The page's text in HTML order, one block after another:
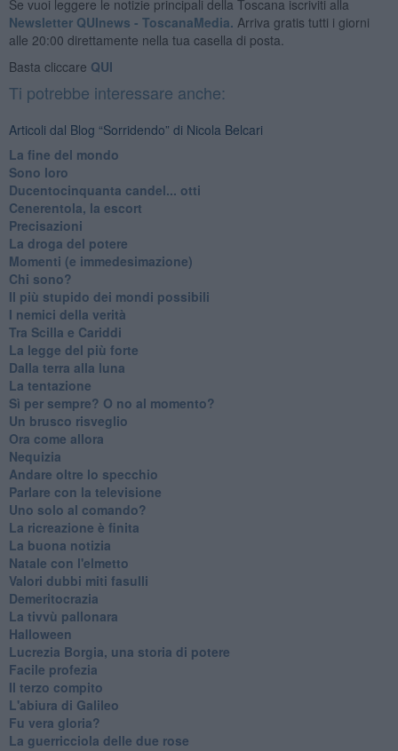
Se vuoi leggere le notizie principali della Toscana iscriviti alla
Newsletter QUInews - ToscanaMedia. Arriva gratis tutti i giorni
alle 20:00 direttamente nella tua casella di posta.
Basta cliccare QUI
Ti potrebbe interessare anche:
Articoli dal Blog “Sorridendo” di Nicola Belcari
La fine del mondo
Sono loro
Ducentocinquanta candel... otti
Cenerentola, la escort
Precisazioni
La droga del potere
Momenti (e immedesimazione)
Chi sono?
Il più stupido dei mondi possibili
I nemici della verità
Tra Scilla e Cariddi
La legge del più forte
Dalla terra alla luna
La tentazione
​Sì per sempre? O no al momento?
Un brusco risveglio
Ora come allora
Nequizia
Andare oltre lo specchio
Parlare con la televisione
Uno solo al comando?
La ricreazione è finita
La buona notizia
Natale con l'elmetto
Valori dubbi miti fasulli
Demeritocrazia
La tivvù pallonara
Halloween
​Lucrezia Borgia, una storia di potere
Facile profezia
Il terzo compito
L'abiura di Galileo
Fu vera gloria?
La guerricciola delle due rose